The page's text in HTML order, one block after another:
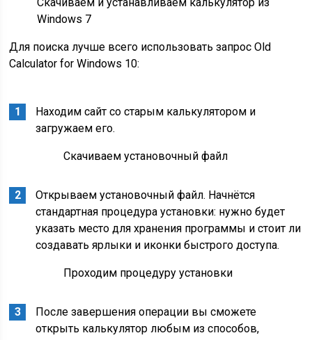
Windows 7
Для поиска лучше всего использовать запрос Old
Calculator for Windows 10:
Находим сайт со старым калькулятором и
загружаем его.
Скачиваем установочный файл
Открываем установочный файл. Начнётся
стандартная процедура установки: нужно будет
указать место для хранения программы и стоит ли
создавать ярлыки и иконки быстрого доступа.
Проходим процедуру установки
После завершения операции вы сможете
открыть калькулятор любым из способов,